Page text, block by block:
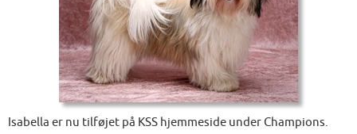
Isabella er nu tilføjet på KSS hjemmeside under Champions.